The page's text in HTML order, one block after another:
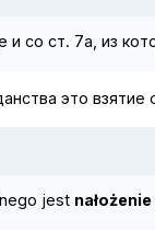
со ст. 7a, из
это взятие
jest